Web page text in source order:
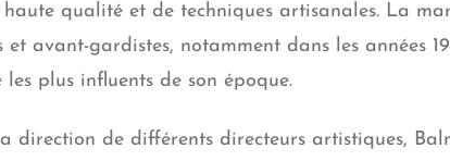
qualité et de techniques artisanales. La
et avant-gardistes, notamment dans les années
plus influents de son époque.
direction de différents directeurs artistiques,